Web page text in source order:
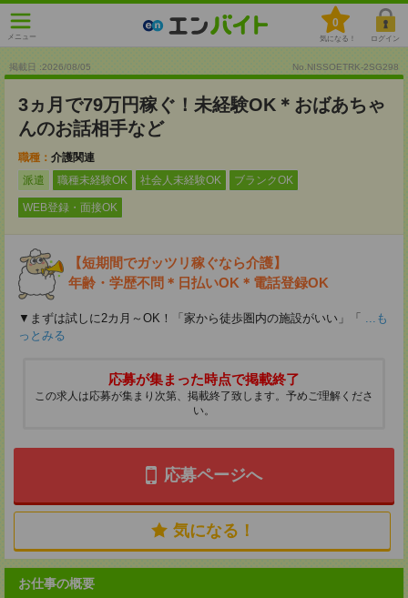
メニュー
0
気になる！ ログイン
掲載日 :2026/08/05 No.NISSOETRK-2SG298
3ヵ月で79万円稼ぐ！未経験OK＊おばあちゃ
んのお話相手など
職種： 介護関連
派遣
職種未経験OK 社会人未経験OK ブランクOK
WEB登録・面接OK
【短期間でガッツリ稼ぐなら介護】
年齢・学歴不問＊日払いOK＊電話登録OK
▼まずは試しに2カ月～OK！「家から徒歩圏内の施設がいい」「 ...も
っとみる
応募が集まった時点で掲載終了
この求人は応募が集まり次第、掲載終了致します。予めご理解くださ
い。
応募ページへ
気になる！
お仕事の概要